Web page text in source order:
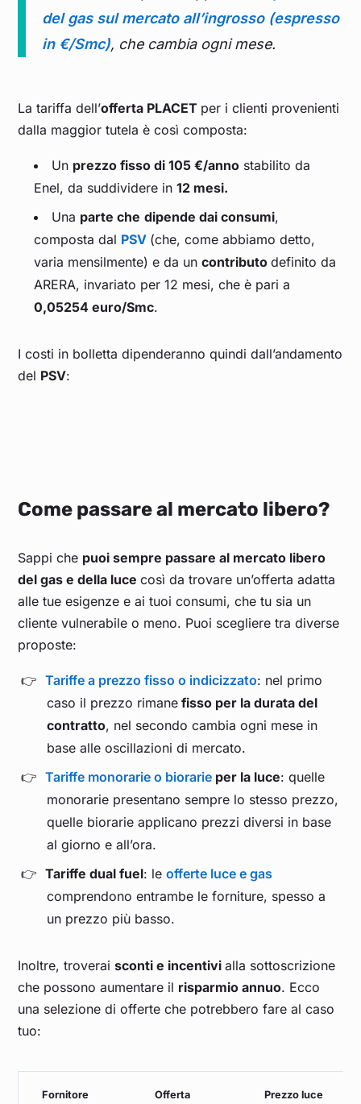
del gas sul mercato all’ingrosso(espresso
in €/Smc), che cambia ogni mese.
La tariffa dell’offerta PLACET per i clienti provenienti
dalla maggior tutela è così composta:
Un prezzo fisso di 105 €/anno stabilito da
Enel, da suddividere in12 mesi.
Una parte che dipende dai consumi,
composta dal PSV (che, come abbiamo detto,
varia mensilmente) e da uncontributodefinito da
ARERA, invariato per 12 mesi, che è pari a
0,05254 euro/Smc.
I costi in bolletta dipenderanno quindi dall’andamento
del PSV:
Come passare al mercato libero?
Sappi che puoi sempre passare al mercato libero
del gas e della lucecosì da trovare un’offerta adatta
alle tue esigenze e ai tuoi consumi, che tu sia un
cliente vulnerabile o meno. Puoi scegliere tra diverse
proposte:
Tariffe a prezzo fisso o indicizzato: nel primo
caso il prezzo rimane fisso per la durata del
contratto, nel secondo cambia ogni mese in
base alle oscillazioni di mercato.
Tariffe monorarie o biorarie per la luce: quelle
monorarie presentano sempre lo stesso prezzo,
quelle biorarie applicano prezzi diversi in base
al giorno e all’ora.
Tariffe dual fuel: le offerte luce e gas
comprendono entrambe le forniture, spesso a
un prezzo più basso.
Inoltre, troveraisconti e incentivialla sottoscrizione
che possono aumentare il risparmio annuo. Ecco
una selezione di offerte che potrebbero fare al caso
tuo:
Fornitore Offerta Prezzo luce